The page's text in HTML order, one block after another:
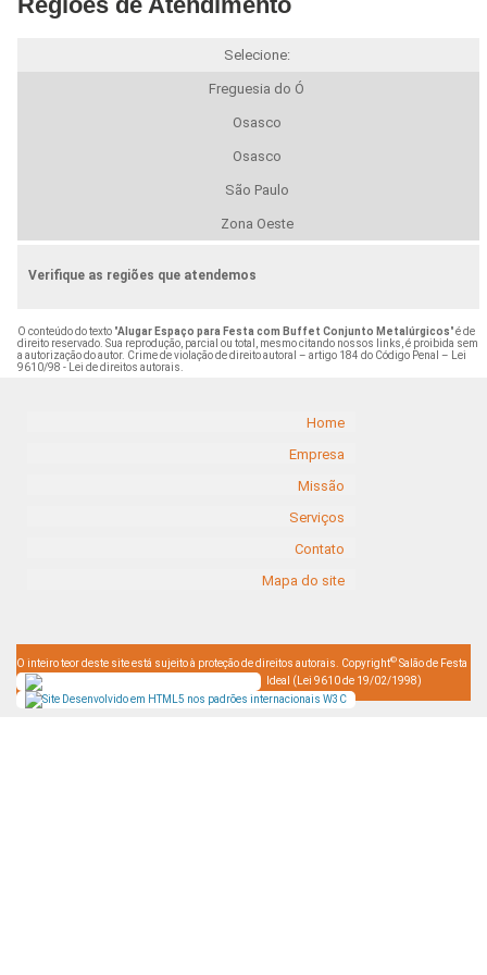
Selecione:
Freguesia do Ó
Osasco
Osasco
São Paulo
Zona Oeste
Verifique as regiões que atendemos
O conteúdo do texto "Alugar Espaço para Festa com Buffet Conjunto Metalúrgicos" é de
direito reservado. Sua reprodução, parcial ou total, mesmo citando nossos links, é proibida sem
a autorização do autor. Crime de violação de direito autoral – artigo 184 do Código Penal –
Lei
9610/98 - Lei de direitos autorais
Home
Empresa
Missão
Serviços
Contato
Mapa do site
O inteiro teor deste site está sujeito à proteção de direitos autorais. Copyright© Salão de Festa
Ideal (Lei 9610 de 19/02/1998)